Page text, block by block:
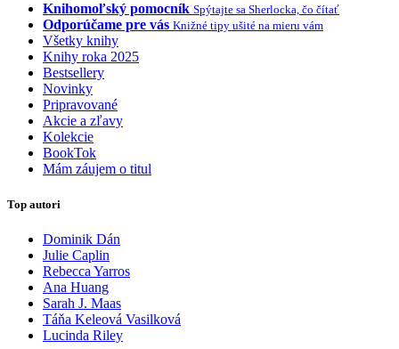
Knihomoľský pomocník Spýtajte sa Sherlocka, čo čítať
Odporúčame pre vás Knižné tipy ušité na mieru vám
Všetky knihy
Knihy roka 2025
Bestsellery
Novinky
Pripravované
Akcie a zľavy
Kolekcie
BookTok
Mám záujem o titul
Top autori
Dominik Dán
Julie Caplin
Rebecca Yarros
Ana Huang
Sarah J. Maas
Táňa Keleová Vasilková
Lucinda Riley